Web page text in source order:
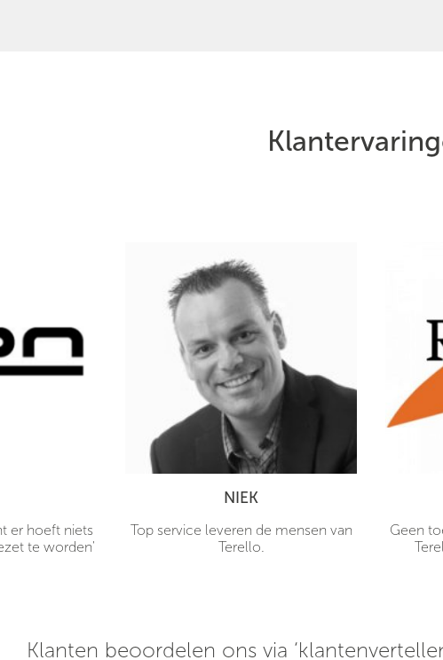
er hoeft niets
te worden'
NIEK
Top service leveren de mensen van
Terello.
Geen
Klanten beoordelen ons via